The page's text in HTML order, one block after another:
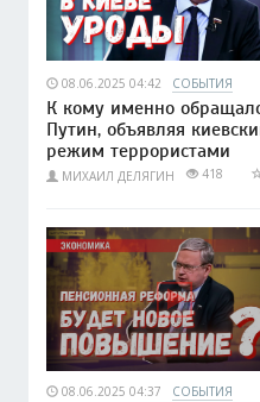
08.06.2025 04:42 СОБЫТИЯ
К кому именно
Путин, объявляя
режим террористами
МИХАИЛ ДЕЛЯГИН 418
08.06.2025 04:37 СОБЫТИЯ